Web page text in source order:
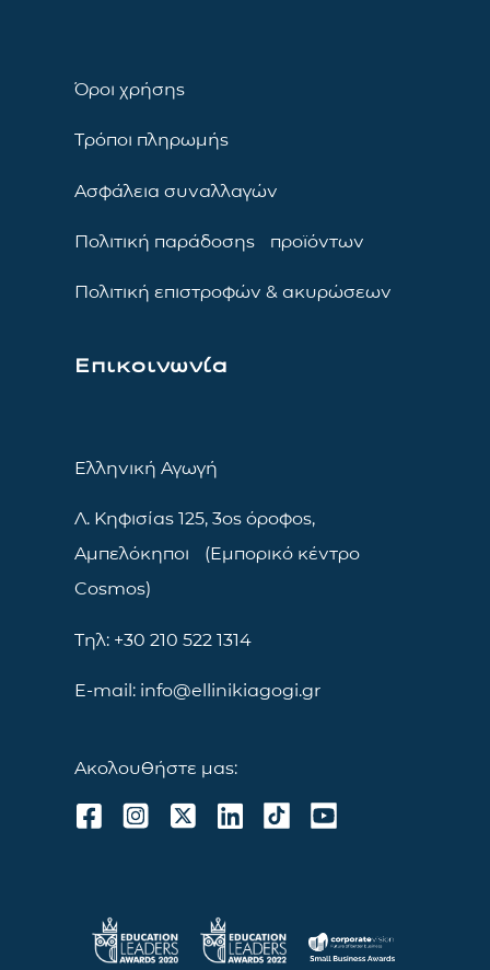
Όροι χρήσης
Τρόποι πληρωμής
Ασφάλεια συναλλαγών
Πολιτική παράδοσης προϊόντων
Πολιτική επιστροφών & ακυρώσεων
Επικοινωνία
Ελληνική Αγωγή
Λ. Κηφισίας 125, 3ος όροφος,
Αμπελόκηποι (Εμπορικό κέντρο
Cosmos)
Τηλ: +30 210 522 1314
E-mail: info@ellinikiagogi.gr
Ακολουθήστε μας: